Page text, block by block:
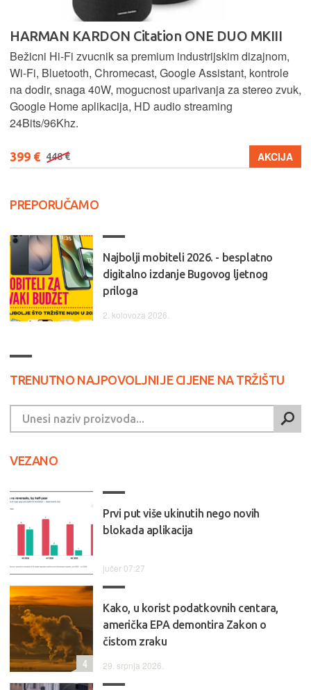
HARMAN KARDON Citation ONE DUO MKIII
Bežicni Hi-Fi zvucnik sa premium industrijskim dizajnom,
Wi-Fi, Bluetooth, Chromecast, Google Assistant, kontrole
na dodir, snaga 40W, mogucnost uparivanja za stereo zvuk,
Google Home aplikacija, HD audio streaming
24Bits/96Khz.
399 € 448 € AKCIJA
PREPORUČAMO
Najbolji mobiteli 2026. - besplatno
digitalno izdanje Bugovog ljetnog
priloga
2. kolovoza 2026.
TRENUTNO NAJPOVOLJNIJE CIJENE NA TRŽIŠTU
VEZANO
Prvi put više ukinutih nego novih
blokada aplikacija
jučer 07:27
Kako, u korist podatkovnih centara,
američka EPA demontira Zakon o
čistom zraku
29. srpnja 2026.
4